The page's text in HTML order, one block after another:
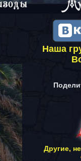
Наша
Другие,